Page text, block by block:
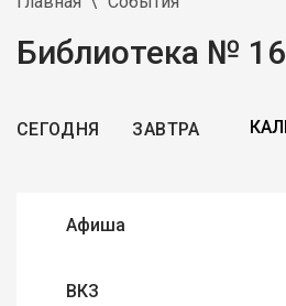
Библиотека № 16
СЕГОДНЯ ЗАВТРА
Афиша
ВКЗ